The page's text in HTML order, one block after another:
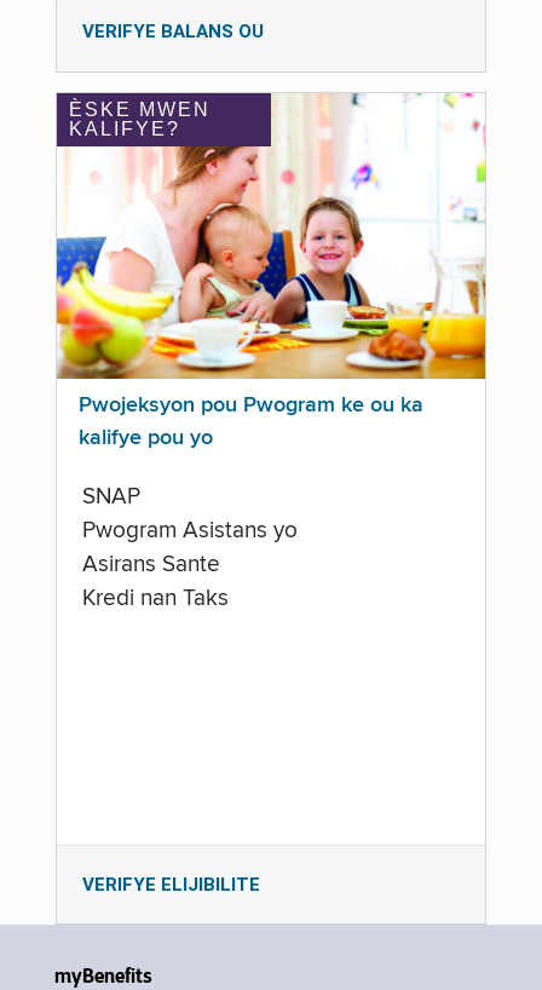
VERIFYE BALANS OU
ÈSKE MWEN
KALIFYE?
Pwojeksyon pou Pwogram ke ou ka
kalifye pou yo
SNAP
Pwogram Asistans yo
Asirans Sante
Kredi nan Taks
VERIFYE ELIJIBILITE
myBenefits